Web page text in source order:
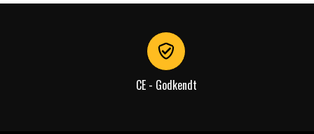
CE - Godkendt